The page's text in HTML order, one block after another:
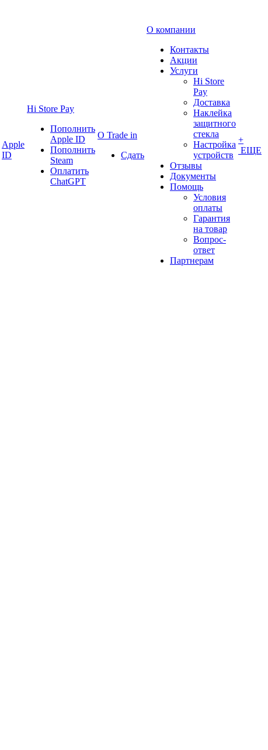
Apple
ID
Hi Store Pay
Пополнить
Apple ID
Пополнить
Steam
Оплатить
ChatGPT
О Trade in
Сдать
О компании
Контакты
Акции
Услуги
Hi Store
Pay
Доставка
Наклейка
защитного
стекла
Настройка
устройств
Отзывы
Документы
Помощь
Условия
оплаты
Гарантия
на товар
Вопрос-
ответ
Партнерам
+
ЕЩЕ